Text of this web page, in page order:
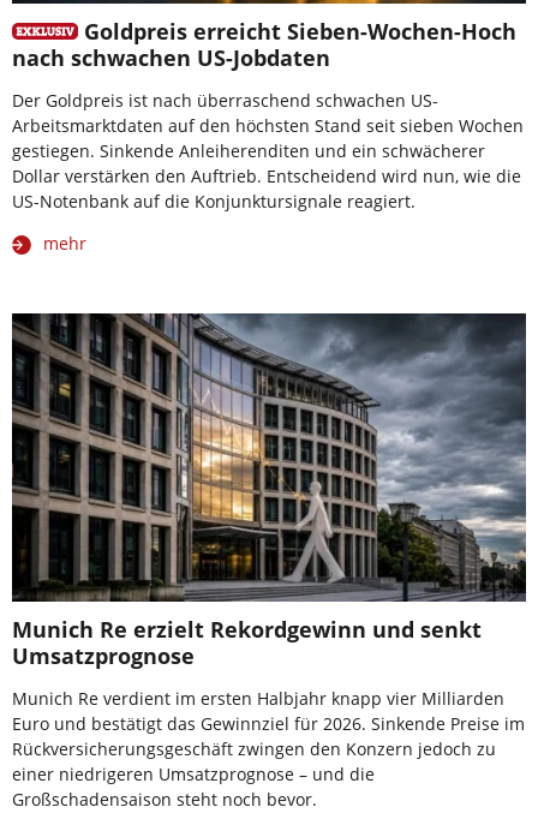
Goldpreis erreicht Sieben-Wochen-Hoch
nach schwachen US-Jobdaten
Der Goldpreis ist nach überraschend schwachen US-
Arbeitsmarktdaten auf den höchsten Stand seit sieben Wochen
gestiegen. Sinkende Anleiherenditen und ein schwächerer
Dollar verstärken den Auftrieb. Entscheidend wird nun, wie die
US-Notenbank auf die Konjunktursignale reagiert.
mehr
Munich Re erzielt Rekordgewinn und senkt
Umsatzprognose
Munich Re verdient im ersten Halbjahr knapp vier Milliarden
Euro und bestätigt das Gewinnziel für 2026. Sinkende Preise im
Rückversicherungsgeschäft zwingen den Konzern jedoch zu
einer niedrigeren Umsatzprognose – und die
Großschadensaison steht noch bevor.